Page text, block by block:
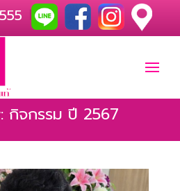
กิจกรรม ปี 2567